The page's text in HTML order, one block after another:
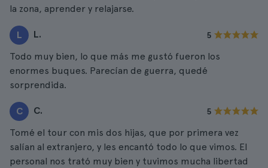
la zona, aprender y relajarse.
L L. 5
Todo muy bien, lo que más me gustó fueron los
enormes buques. Parecían de guerra, quedé
sorprendida.
C C. 5
Tomé el tour con mis dos hijas, que por primera vez
salían al extranjero, y les encantó todo lo que vimos. El
personal nos trató muy bien y tuvimos mucha libertad